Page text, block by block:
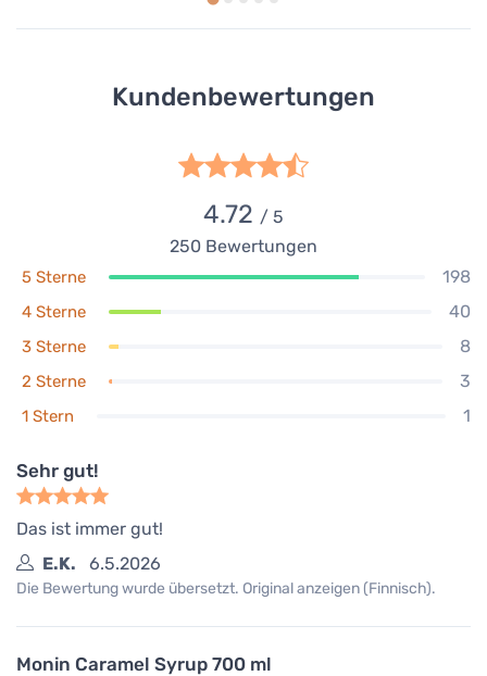
Kundenbewertungen
4.72 / 5
250 Bewertungen
5 Sterne 198
4 Sterne 40
3 Sterne 8
2 Sterne 3
1 Stern 1
Sehr gut!
Das ist immer gut!
E.K.
6.5.2026
Die Bewertung wurde übersetzt. Original anzeigen (Finnisch).
Monin Caramel Syrup 700 ml